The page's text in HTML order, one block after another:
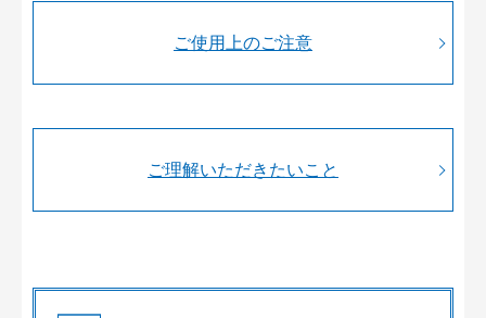
ご使用上のご注意
ご理解いただきたいこと